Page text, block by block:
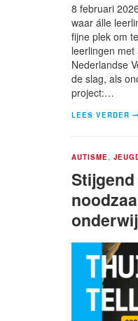
8 februari
waar álle
fijne plek om
leerlingen
Nederlandse
de slag, als
project:…
LEES VERDER
AUTISME